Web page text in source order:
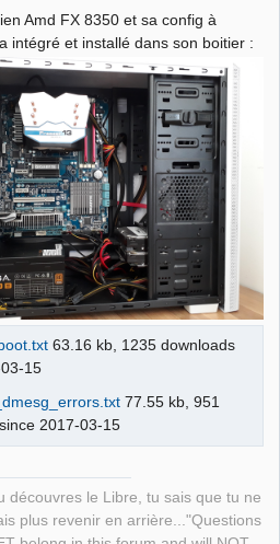
Amd FX 8350 et sa config à
intégré et installé dans son boitier :
63.16 kb, 1235 downloads
15
77.55 kb, 951
2017-03-15
découvres le Libre, tu sais que tu ne
plus revenir en arrière..."Questions